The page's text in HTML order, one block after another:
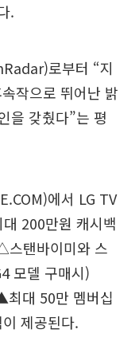
.
로부터 “지
작으로 뛰어난 밝
을 갖췄다”는 평
에서 LG TV
200만원 캐시백
탠바이미와 스
모델 구매시)
대 50만 멤버십
제공된다.